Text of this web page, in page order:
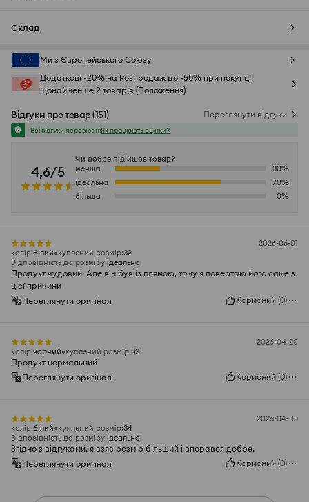
Склад
Ми з Європейського Союзу
Додаткові -20% на Розпродаж до -50% при покупці
щонайменше 2 товарів (Положення)
Відгуки про товар(151) Переглянути відгуки
Всі відгуки перевіреніЯк працюють оцінки?
4,6/5
Чи добре підійшов товар?
менша
30%
ідеальна
70%
більша
0%
2026-06-01
колір:білий куплений розмір:32
Відповідність до розміру:ідеальна
Продукт чудовий. Але він був із плямою, тому я повертаю його саме з
цієї причини
Переглянути оригінал
Корисний (0)
2026-04-20
колір:чорний куплений розмір:32
Продукт нормальний
Переглянути оригінал
Корисний (0)
2026-04-05
колір:білий куплений розмір:34
Відповідність до розміру:ідеальна
Згідно з відгуками, я взяв розмір більший і впорався добре.
Переглянути оригінал
Корисний (0)